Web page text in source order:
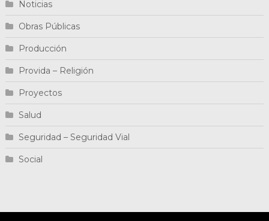
Noticias
Obras Públicas
Producción
Provida – Religión
Proyectos
Salud
Seguridad – Seguridad Vial
Social